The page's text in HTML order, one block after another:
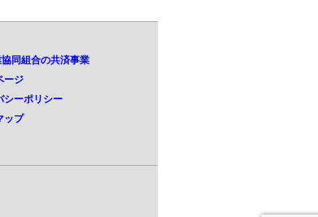
用
同組合の共済事業
ージ
シーポリシー
ップ